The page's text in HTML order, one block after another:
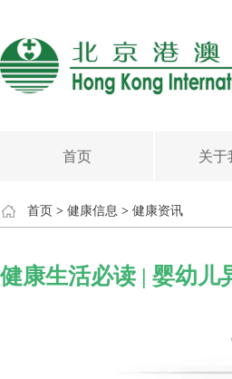
首页 关于
首页 > 健康信息 > 健康资讯
健康生活必读 | 婴幼儿